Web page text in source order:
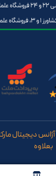
آژانس دیجیتال
بعلاوه